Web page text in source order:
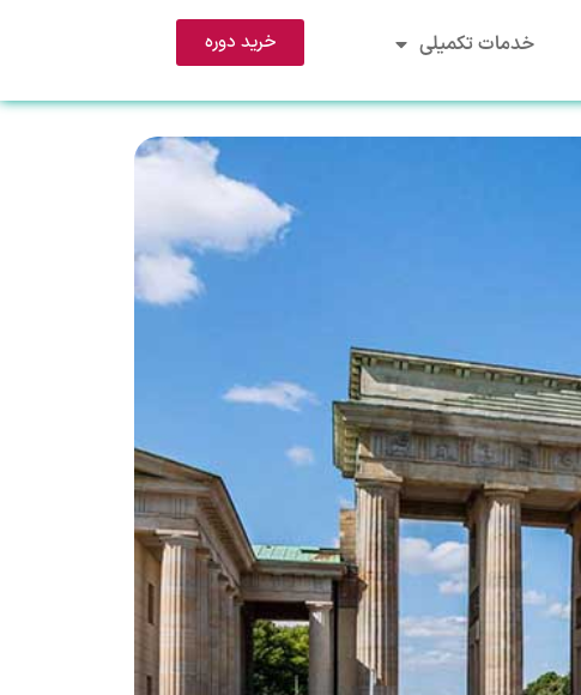
خدمات تکمیلی خرید دوره